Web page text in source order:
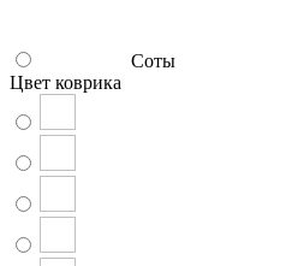
Соты
Цвет коврика